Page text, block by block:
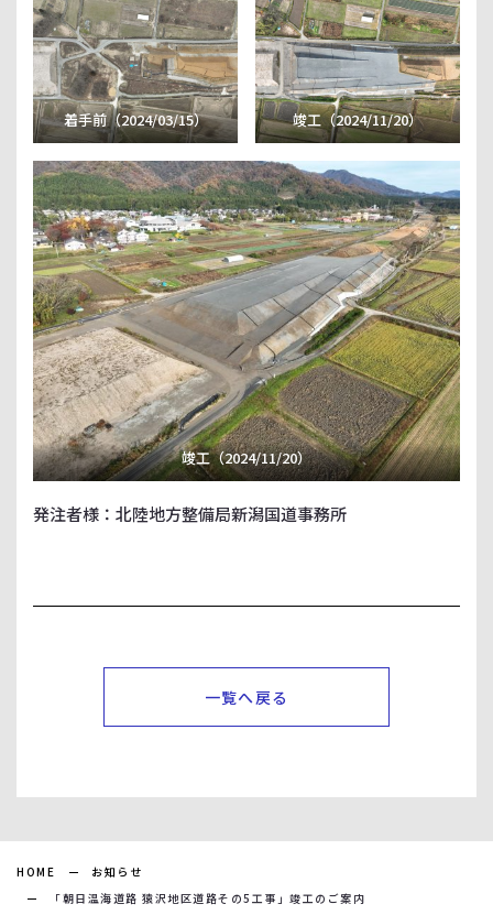
着手前（2024/03/15） 竣工（2024/11/20）
竣工（2024/11/20）
発注者様：北陸地方整備局新潟国道事務所
一覧へ戻る
HOME
お知らせ
「朝日温海道路 猿沢地区道路その5工事」竣工のご案内